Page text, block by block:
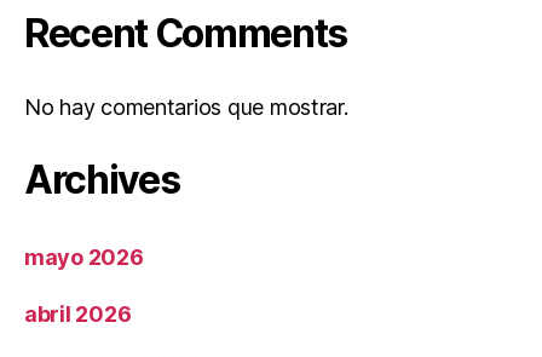
Recent Comments
No hay comentarios que mostrar.
Archives
mayo 2026
abril 2026